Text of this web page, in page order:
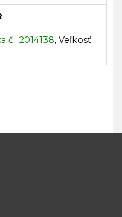
č.: 2014138, Veľkosť: